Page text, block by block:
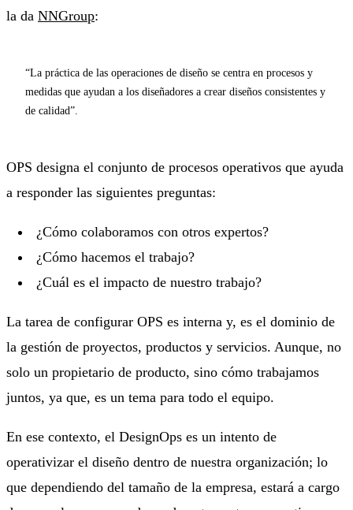
la da NNGroup:
“La práctica de las operaciones de diseño se centra en procesos y
medidas que ayudan a los diseñadores a crear diseños consistentes y
de calidad”.
OPS designa el conjunto de procesos operativos que ayuda
a responder las siguientes preguntas:
¿Cómo colaboramos con otros expertos?
¿Cómo hacemos el trabajo?
¿Cuál es el impacto de nuestro trabajo?
La tarea de configurar OPS es interna y, es el dominio de
la gestión de proyectos, productos y servicios. Aunque, no
solo un propietario de producto, sino cómo trabajamos
juntos, ya que, es un tema para todo el equipo.
En ese contexto, el DesignOps es un intento de
operativizar el diseño dentro de nuestra organización; lo
que dependiendo del tamaño de la empresa, estará a cargo